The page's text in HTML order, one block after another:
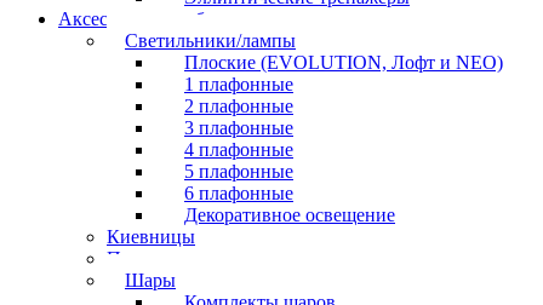
Аксессуары для бильярда
Светильники/лампы
Плоские (EVOLUTION, Лофт и NEO)
1 плафонные
2 плафонные
3 плафонные
4 плафонные
5 плафонные
6 плафонные
Декоративное освещение
Киевницы
Полочки
Шары